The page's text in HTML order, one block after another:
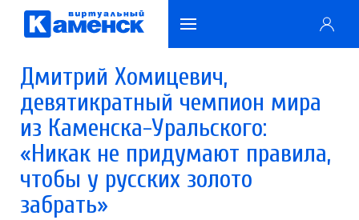
Дмитрий Хомицевич,
девятикратный чемпион мира
из Каменска-Уральского:
«Никак не придумают правила,
чтобы у русских золото
забрать»